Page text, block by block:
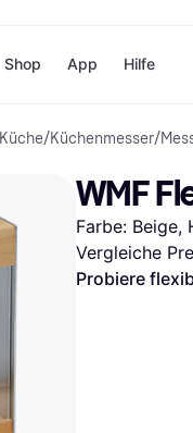
Zahlungsmethoden
Sofort bezahlen
Bezahle in 3
Teilzahlungen
Bezahle in bis zu 30
Shop
Shops
H&M
Temu
App Hilfe
Küche/Küchenmesser/
WMF
Farbe: Beige,
Vergleiche
Probiere